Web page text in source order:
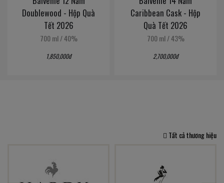
Doublewood - Hộp Quà
Tết 2026
700 ml /40%
1,850,000đ
Caribbean Cask - Hộp
Quà Tết 2026
700 ml /43%
2,700,000đ
Tất cả thương hiệu